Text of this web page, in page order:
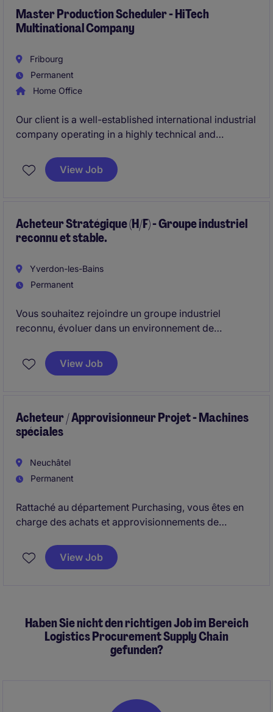
This is a permanent opportunity offering an
immediate start or a start date by mutual agreement.
Master Production Scheduler - HiTech
Multinational Company
Fribourg
Permanent
Home Office
Our client is a well-established international industrial
company operating in a highly technical and
part of its ongoing supply chain optimization and
operational excellence initiatives, the company is
View Job
Acheteur Stratégique (H/F) - Groupe industriel
reconnu et stable.
Yverdon-les-Bains
Permanent
Vous souhaitez rejoindre un groupe industriel
reconnu, évoluer dans un environnement de
définition de la stratégie Achats ?
View Job
Acheteur / Approvisionneur Projet - Machines
spéciales
Neuchâtel
Permanent
Rattaché au département Purchasing, vous êtes en
charge des achats et approvisionnements de
orienté projets et machines spéciales.
View Job
Haben Sie nicht den richtigen Job im Bereich
Logistics Procurement Supply Chain
gefunden?